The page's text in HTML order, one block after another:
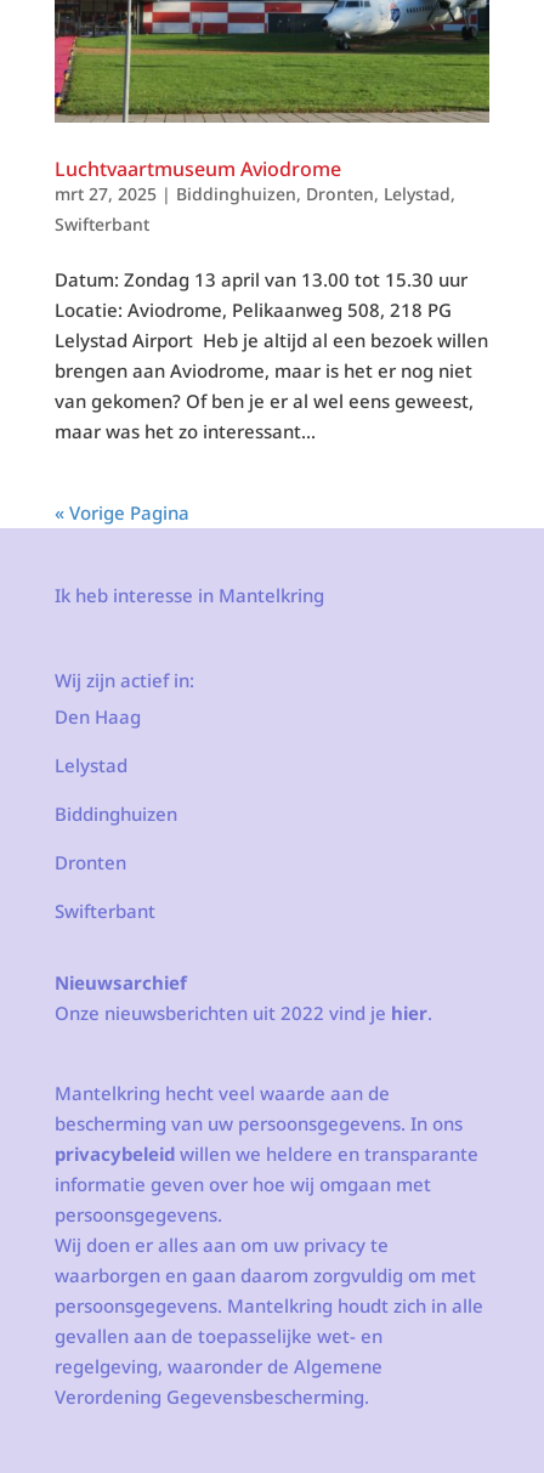
Luchtvaartmuseum Aviodrome
mrt 27, 2025| Biddinghuizen, Dronten, Lelystad,
Swifterbant
Datum: Zondag 13 april van 13.00 tot 15.30 uur
Locatie: Aviodrome, Pelikaanweg 508, 218 PG
Lelystad Airport Heb je altijd al een bezoek willen
brengen aan Aviodrome, maar is het er nog niet
van gekomen? Of ben je er al wel eens geweest,
maar was het zo interessant...
« Vorige Pagina
Ik heb interesse in Mantelkring
Wij zijn actief in:
Den Haag
Lelystad
Biddinghuizen
Dronten
Swifterbant
Nieuwsarchief
Onze nieuwsberichten uit 2022 vind je hier.
Mantelkring hecht veel waarde aan de
bescherming van uw persoonsgegevens. In ons
privacybeleidwillen we heldere en transparante
informatie geven over hoe wij omgaan met
persoonsgegevens.
Wij doen er alles aan om uw privacy te
waarborgen en gaan daarom zorgvuldig om met
persoonsgegevens. Mantelkring houdt zich in alle
gevallen aan de toepasselijke wet- en
regelgeving, waaronder de Algemene
Verordening Gegevensbescherming.